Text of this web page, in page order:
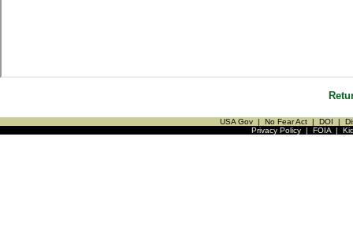
USA Gov | No Fear Act | DOI |
Privacy Policy| FOIA|